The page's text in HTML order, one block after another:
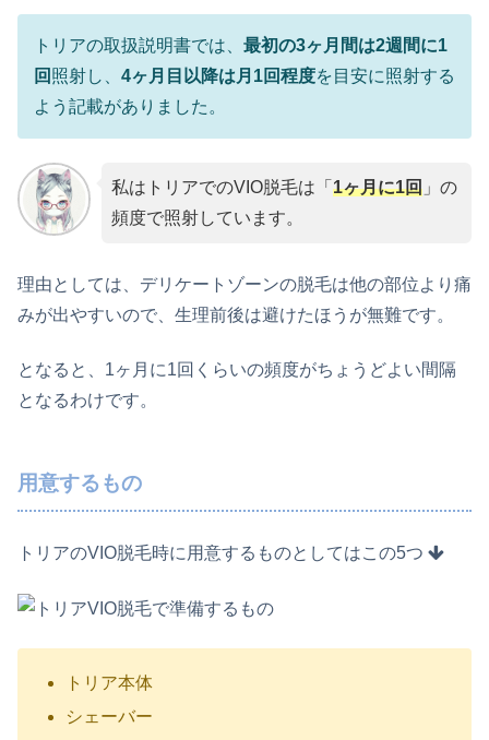
トリアの取扱説明書では、 最初の3ヶ月間は2週間に1
回 照射し、 4ヶ月目以降は月1回程度を目安に照射する
よう記載がありました。
私はトリアでのVIO脱毛は「 1ヶ月に1回」の
頻度で照射しています。
理由としては、デリケートゾーンの脱毛は他の部位より痛
みが出やすいので、生理前後は避けたほうが無難です。
となると、1ヶ月に1回くらいの頻度がちょうどよい間隔
となるわけです。
用意するもの
トリアのVIO脱毛時に用意するものとしてはこの5つ
トリア本体
シェーバー